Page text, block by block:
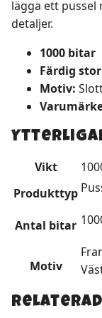
lägga ett pussel
detaljer.
1000 bitar
Färdig
Motiv:
Vikt
Produkttyp
Antal bitar
Motiv